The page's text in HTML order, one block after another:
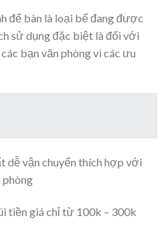
để bàn là loại bể đang được
sử dụng đặc biệt là đối với
bạn văn phòng vì các ưu
dễ vận chuyển thích hợp với
phòng
tiền giá chỉ từ 100k – 300k